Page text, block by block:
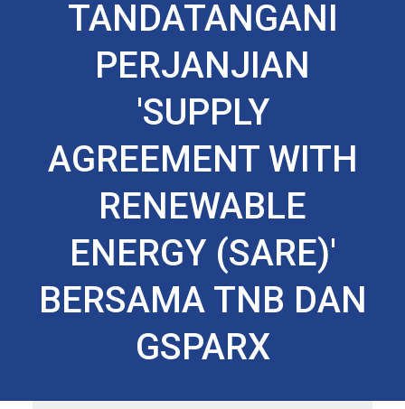
TANDATANGANI
PERJANJIAN
'SUPPLY
AGREEMENT WITH
RENEWABLE
ENERGY (SARE)'
BERSAMA TNB DAN
GSPARX